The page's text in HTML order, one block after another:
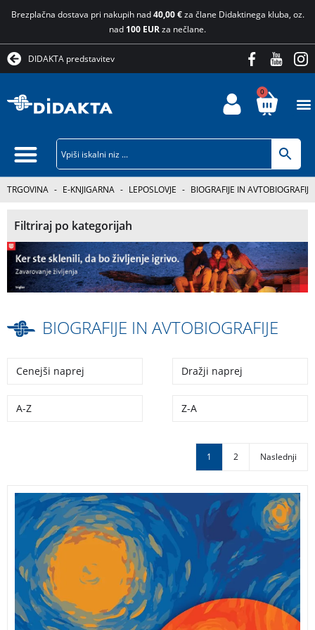
Brezplačna dostava pri nakupih nad40,00 €za člane Didaktinega kluba, oz.
nad 100 EURza nečlane.
DIDAKTA predstavitev
0
TRGOVINA - E-KNJIGARNA - LEPOSLOVJE - BIOGRAFIJE IN AVTOBIOGRAFIJE
Filtriraj po kategorijah
BIOGRAFIJE IN AVTOBIOGRAFIJE
Cenejši naprej Dražji naprej
A-Z Z-A
1 2 Naslednji
O usodi, ki je moje življenje obrnila na glavo … Plesala
je z mano je ganljiva in navdihujoča življenjska zgodba
Bojke Bojane Čebulj, ki jo je bolezen čez noč odtrgala
od aktivnega življenja. KNJIGA S PODPISOM AVTORICE!
PLESALA JE Z MANO – BOJKA BOJANA ČEBULJ